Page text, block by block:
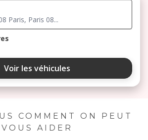
août 2026
ma me
4 5 6 7
Voir les véhicules
COMMENT ON PEUT
VOUS AIDER